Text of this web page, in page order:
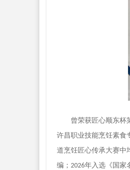
曾荣获匠心顺东杯
许昌职业技能烹饪素食
道烹饪匠心传承大赛中
编； 2026年入选《国家